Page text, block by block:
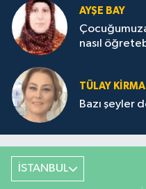
AYŞE BAY
nasıl
TÜLAY
Bazı şeyler
İSTANBUL